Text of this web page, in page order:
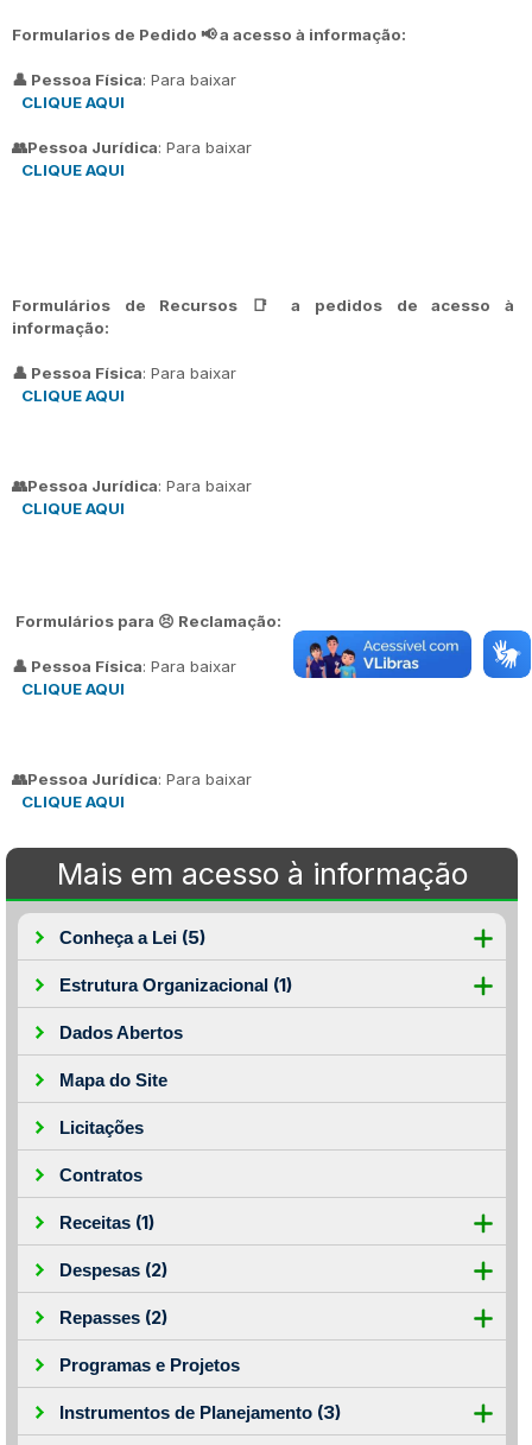
Formularios de Pedido 📢 a acesso à informação:
👤 Pessoa Física: Para baixar
CLIQUE AQUI
👥Pessoa Jurídica: Para baixar
CLIQUE AQUI
Formulários de Recursos 📑 a pedidos de acesso à
informação:
👤 Pessoa Física: Para baixar
CLIQUE AQUI
👥Pessoa Jurídica: Para baixar
CLIQUE AQUI
Formulários para 😣 Reclamação:
👤 Pessoa Física: Para baixar
CLIQUE AQUI
👥Pessoa Jurídica: Para baixar
CLIQUE AQUI
Mais em acesso à informação
Conheça a Lei (5)
Estrutura Organizacional (1)
Dados Abertos
Mapa do Site
Licitações
Contratos
Receitas (1)
Despesas (2)
Repasses (2)
Programas e Projetos
Instrumentos de Planejamento (3)